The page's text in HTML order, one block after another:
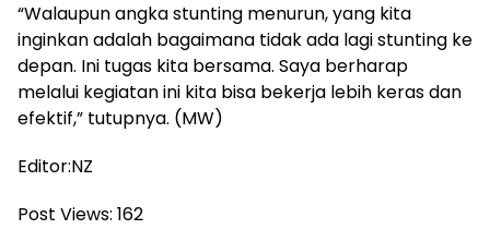
“Walaupun angka stunting menurun, yang kita
inginkan adalah bagaimana tidak ada lagi stunting ke
depan. Ini tugas kita bersama. Saya berharap
melalui kegiatan ini kita bisa bekerja lebih keras dan
efektif,” tutupnya. (MW)
Editor:NZ
Post Views: 162